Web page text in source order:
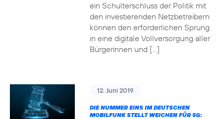
ein Schulterschluss der Politik mit
den investierenden Netzbetreibern
können den erforderlichen Sprung
in eine digitale Vollversorgung aller
Bürgerinnen und […]
12. Juni 2019
DIE NUMMER EINS IM DEUTSCHEN
MOBILFUNK STELLT WEICHEN FÜR 5G: